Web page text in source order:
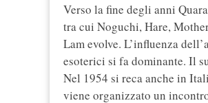
Verso la fine degli anni
tra cui Noguchi, Hare,
Lam evolve. L’influenza
esoterici si fa dominante. Il
Nel 1954 si reca anche in
viene organizzato un